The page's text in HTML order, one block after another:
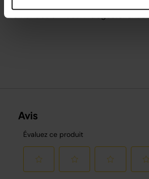
d'amandes effilées. A déguster chaud